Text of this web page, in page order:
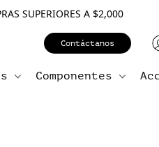
SUPERIORES A $2,000
Contáctanos
Componentes